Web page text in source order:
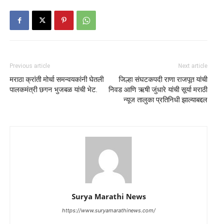
Previous article
मराठा क्रांती मोर्चा समन्वयकांनी घेतली
पालकमंत्री छगन भुजबळ यांची भेट.
Next article
जिल्हा संघटकपदी राणा राजपूत यांची
निवड आणि ऋषी जुंधारे यांची सूर्या मराठी
न्यूज तालुका प्रतिनिधी झाल्याबद्दल
Surya Marathi News
https://www.suryamarathinews.com/